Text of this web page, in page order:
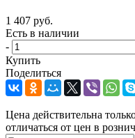
1 407 руб.
Есть в наличии
-
Купить
Поделиться
Цена действительна
отличаться от цен в